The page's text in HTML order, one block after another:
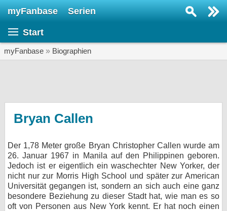
myFanbase Serien
Start
myFanbase » Biographien
Bryan Callen
Der 1,78 Meter große Bryan Christopher Callen wurde am
26. Januar 1967 in Manila auf den Philippinen geboren.
Jedoch ist er eigentlich ein waschechter New Yorker, der
nicht nur zur Morris High School und später zur American
Universität gegangen ist, sondern an sich auch eine ganz
besondere Beziehung zu dieser Stadt hat, wie man es so
oft von Personen aus New York kennt. Er hat noch einen
KULTUR
Specials
SERVICE
Gewinnspiele